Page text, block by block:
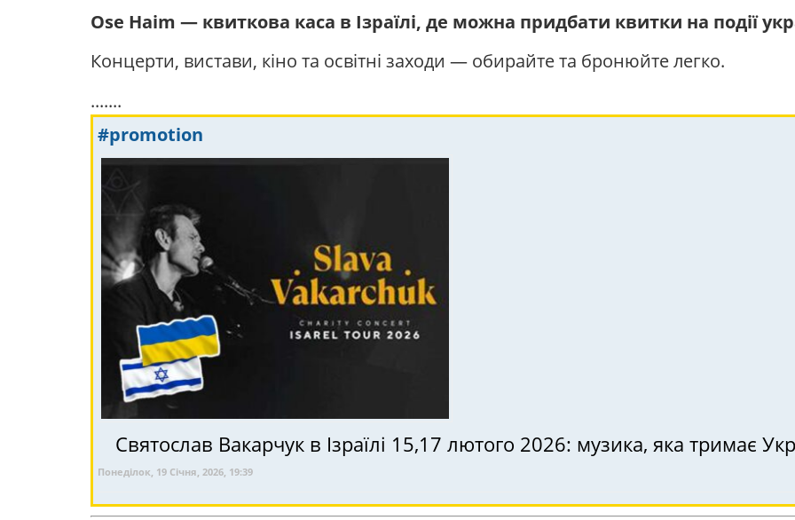
Ose Haim — квиткова каса в Ізраїлі, де можна придбати квитки на події
Концерти, вистави, кіно та освітні заходи — обирайте та бронюйте легко.
.......
#promotion
Святослав Вакарчук в Ізраїлі 15,17 лютого 2026: музика, яка тримає
Понеділок, 19 Січня, 2026, 19:39